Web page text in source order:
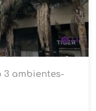
14
ambientes-